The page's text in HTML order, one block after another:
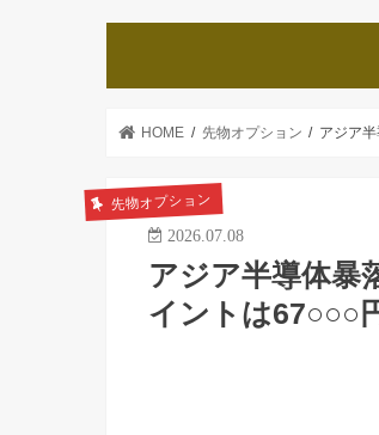
HOME 先物オプション アジア
先物オプション
2026.07.08
アジア半導体暴
イントは67○○○